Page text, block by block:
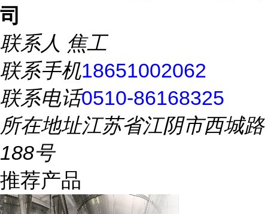
司
联系人 焦工
联系手机18651002062
联系电话0510-86168325
所在地址江苏省江阴市西城路
188号
推荐产品